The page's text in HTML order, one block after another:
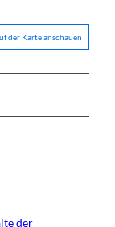
der Karte anschauen
der